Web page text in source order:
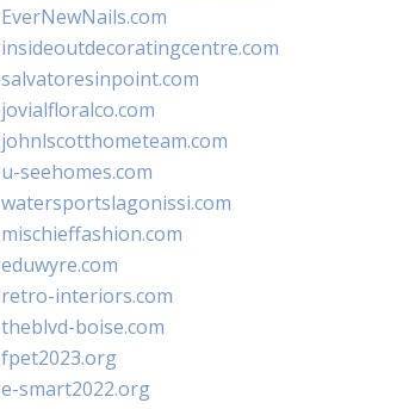
EverNewNails.com
insideoutdecoratingcentre.com
salvatoresinpoint.com
jovialfloralco.com
johnlscotthometeam.com
u-seehomes.com
watersportslagonissi.com
mischieffashion.com
eduwyre.com
retro-interiors.com
theblvd-boise.com
fpet2023.org
e-smart2022.org